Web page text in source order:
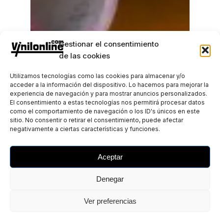
Gestionar el consentimiento
de las cookies
Utilizamos tecnologías como las cookies para almacenar y/o
acceder a la información del dispositivo. Lo hacemos para mejorar la
experiencia de navegación y para mostrar anuncios personalizados.
El consentimiento a estas tecnologías nos permitirá procesar datos
como el comportamiento de navegación o los ID's únicos en este
sitio. No consentir o retirar el consentimiento, puede afectar
negativamente a ciertas características y funciones.
Aceptar
Denegar
Ver preferencias
El vinilo adhesivo es un material
autoadhesivo que se utiliza para decorar
superficies planas y curvas con diseños
personalizados.
Instagram
Facebook